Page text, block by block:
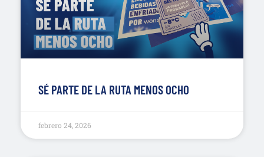
SÉ PARTE DE LA RUTA MENOS OCHO
febrero 24, 2026